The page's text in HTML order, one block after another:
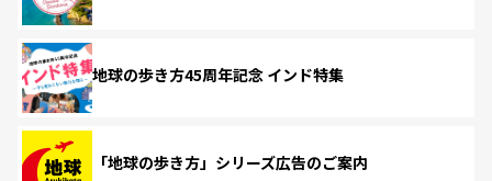
地球の歩き方45周年記念 インド特集
「地球の歩き方」シリーズ広告のご案内